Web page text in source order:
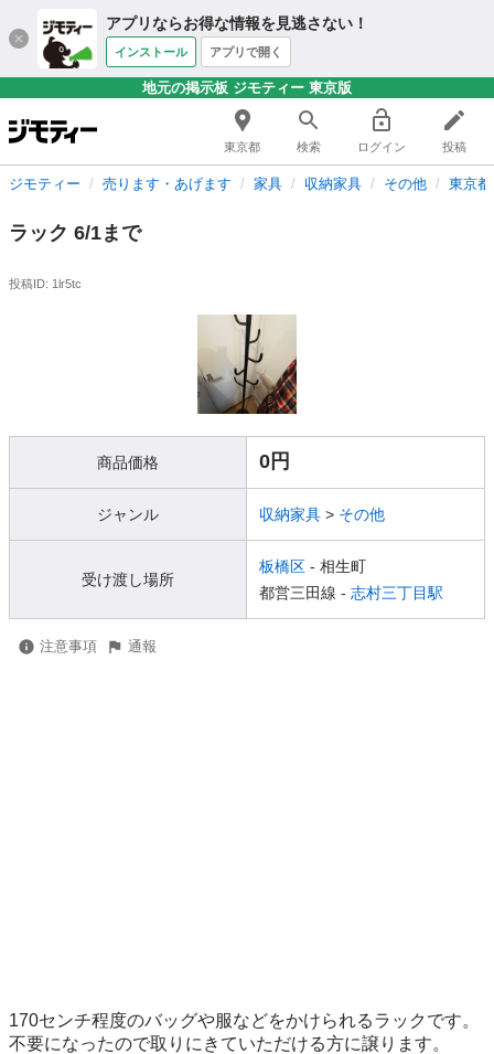
アプリならお得な情報を見逃さない！
インストール アプリで開く
地元の掲示板 ジモティー 東京版
東京都 検索 ログイン 投稿
ジモティー 売ります・あげます 家具 収納家具 その他 東京
ラック 6/1まで
投稿ID: 1lr5tc
商品価格 0円
ジャンル 収納家具 > その他
受け渡し場所
板橋区 - 相生町
都営三田線 - 志村三丁目駅
注意事項 通報
170センチ程度のバッグや服などをかけられるラックです。
不要になったので取りにきていただける方に譲ります。